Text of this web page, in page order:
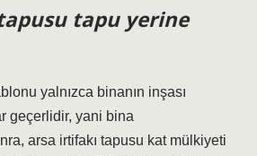
tapu yerine
yalnızca binanın inşası
geçerlidir, yani bina
arsa irtifakı tapusu kat mülkiyeti